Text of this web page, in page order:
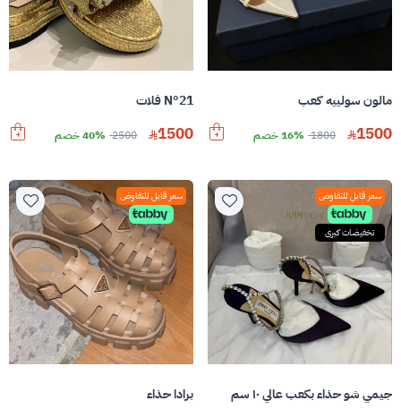
مالون سولييه كعب
1500
1800 16% خصم
N°21 فلات
1500
2500 40% خصم
سعر قابل للتفاوض
تخفيضات كبرى
جيمي شو حذاء بكعب عالي ١٠ سم
سعر قابل للتفاوض
برادا حذاء